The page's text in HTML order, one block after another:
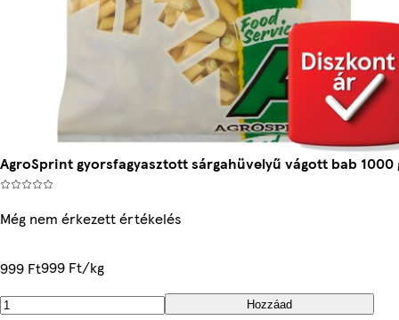
AgroSprint gyorsfagyasztott sárgahüvelyű vágott bab 1000
Még nem érkezett értékelés
999 Ft999 Ft/kg
Hozzáad